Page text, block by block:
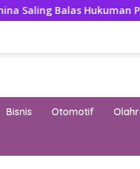
Hukuman Politik Jelang
Bisnis Otomotif